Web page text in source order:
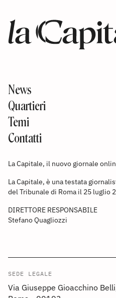
News
Quartieri
Temi
Contatti
La Capitale, il nuovo giornale
La Capitale, è una testata
del Tribunale di Roma il 25 luglio
DIRETTORE RESPONSABILE
Stefano Quagliozzi
SEDE LEGALE
Via Giuseppe Gioacchino